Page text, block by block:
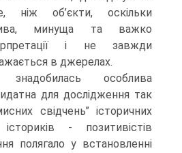
ніж об’єкти, оскільки
минуща та важко
і не завжди
в джерелах.
особлива
для дослідження так
свідчень” історичних
- позитивістів
полягало у встановленні